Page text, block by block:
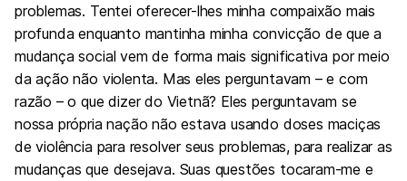
problemas. Tentei oferecer-lhes minha compaixão mais
profunda enquanto mantinha minha convicção de que a
mudança social vem de forma mais significativa por meio
da ação não violenta. Mas eles perguntavam – e com
razão – o que dizer do Vietnã? Eles perguntavam se
nossa própria nação não estava usando doses maciças
de violência para resolver seus problemas, para realizar as
mudanças que desejava. Suas questões tocaram-me e